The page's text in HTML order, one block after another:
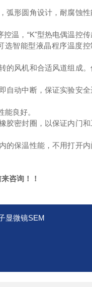
弧形圆角设计，耐腐蚀性
温，“K"型热电偶温控传
选智能型液晶程序温度控
的风机和合适风道组成。
自动中断，保证实验安全
良好。
胶密封圈，以保证内门和
的保温性能，不用打开内
咨询！！
显微镜SEM